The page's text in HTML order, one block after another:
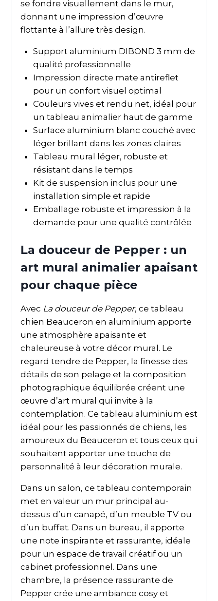
se fondre visuellement dans le mur,
donnant une impression d’œuvre
flottante à l’allure très design.
Support aluminium DIBOND 3 mm de
qualité professionnelle
Impression directe mate antireflet
pour un confort visuel optimal
Couleurs vives et rendu net, idéal pour
un tableau animalier haut de gamme
Surface aluminium blanc couché avec
léger brillant dans les zones claires
Tableau mural léger, robuste et
résistant dans le temps
Kit de suspension inclus pour une
installation simple et rapide
Emballage robuste et impression à la
demande pour une qualité contrôlée
La douceur de Pepper : un
art mural animalier apaisant
pour chaque pièce
Avec La douceur de Pepper, ce tableau
chien Beauceron en aluminium apporte
une atmosphère apaisante et
chaleureuse à votre décor mural. Le
regard tendre de Pepper, la finesse des
détails de son pelage et la composition
photographique équilibrée créent une
œuvre d’art mural qui invite à la
contemplation. Ce tableau aluminium est
idéal pour les passionnés de chiens, les
amoureux du Beauceron et tous ceux qui
souhaitent apporter une touche de
personnalité à leur décoration murale.
Dans un salon, ce tableau contemporain
met en valeur un mur principal au-
dessus d’un canapé, d’un meuble TV ou
d’un buffet. Dans un bureau, il apporte
une note inspirante et rassurante, idéale
pour un espace de travail créatif ou un
cabinet professionnel. Dans une
chambre, la présence rassurante de
Pepper crée une ambiance cosy et